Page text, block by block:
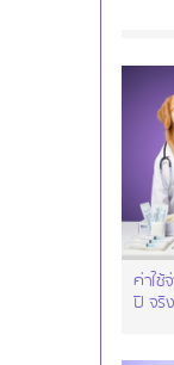
ค่าใช้
ปี จริ